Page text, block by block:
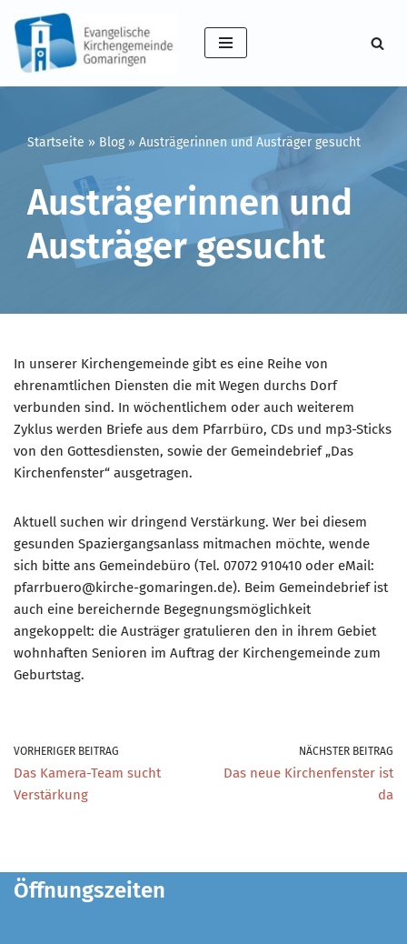
Zum
Inhalt
Startseite » Blog » Austrägerinnen und Austräger gesucht
Austrägerinnen und
Austräger gesucht
In unserer Kirchengemeinde gibt es eine Reihe von
ehrenamtlichen Diensten die mit Wegen durchs Dorf
verbunden sind. In wöchentlichem oder auch weiterem
Zyklus werden Briefe aus dem Pfarrbüro, CDs und mp3-Sticks
von den Gottesdiensten, sowie der Gemeindebrief „Das
Kirchenfenster“ ausgetragen.
Aktuell suchen wir dringend Verstärkung. Wer bei diesem
gesunden Spaziergangsanlass mitmachen möchte, wende
sich bitte ans Gemeindebüro (Tel. 07072 910410 oder eMail:
pfarrbuero@kirche-gomaringen.de). Beim Gemeindebrief ist
auch eine bereichernde Begegnungsmöglichkeit
angekoppelt: die Austräger gratulieren den in ihrem Gebiet
wohnhaften Senioren im Auftrag der Kirchengemeinde zum
Geburtstag.
VORHERIGER BEITRAG
Das Kamera-Team sucht
Verstärkung
NÄCHSTER BEITRAG
Das neue Kirchenfenster ist
da
Öffnungszeiten